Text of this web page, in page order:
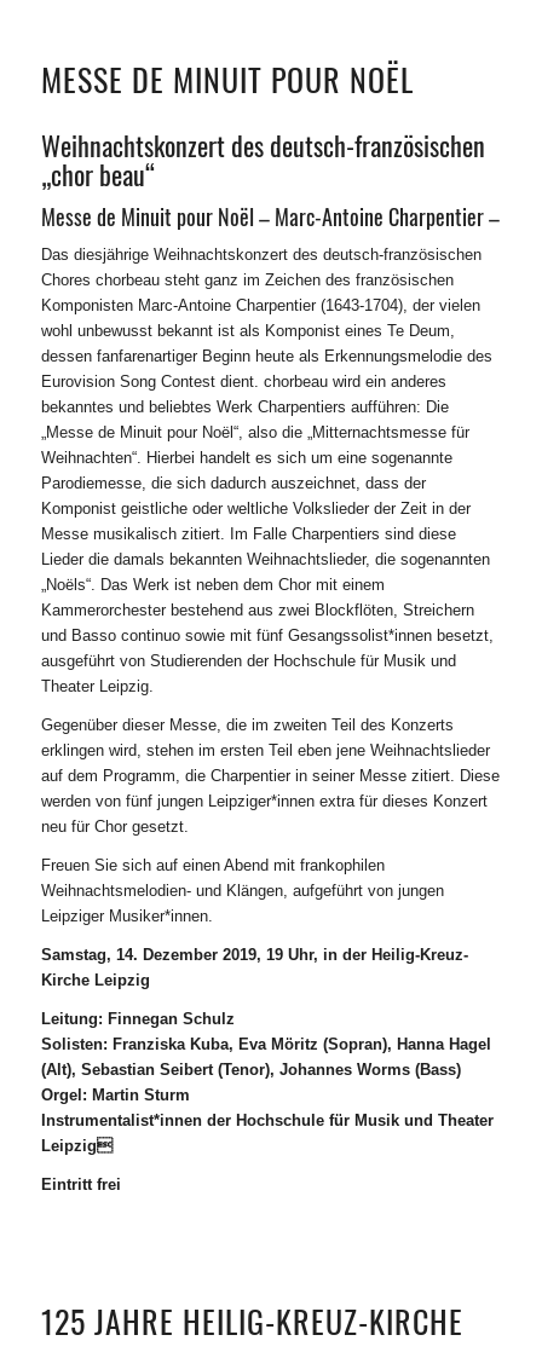
MESSE DE MINUIT POUR NOËL
Weihnachtskonzert des deutsch-französischen
„chor beau“
Messe de Minuit pour Noël – Marc-Antoine Charpentier –
Das diesjährige Weihnachtskonzert des deutsch-französischen
Chores chorbeau steht ganz im Zeichen des französischen
Komponisten Marc-Antoine Charpentier (1643-1704), der vielen
wohl unbewusst bekannt ist als Komponist eines Te Deum,
dessen fanfarenartiger Beginn heute als Erkennungsmelodie des
Eurovision Song Contest dient. chorbeau wird ein anderes
bekanntes und beliebtes Werk Charpentiers aufführen: Die
„Messe de Minuit pour Noël“, also die „Mitternachtsmesse für
Weihnachten“. Hierbei handelt es sich um eine sogenannte
Parodiemesse, die sich dadurch auszeichnet, dass der
Komponist geistliche oder weltliche Volkslieder der Zeit in der
Messe musikalisch zitiert. Im Falle Charpentiers sind diese
Lieder die damals bekannten Weihnachtslieder, die sogenannten
„Noëls“. Das Werk ist neben dem Chor mit einem
Kammerorchester bestehend aus zwei Blockflöten, Streichern
und Basso continuo sowie mit fünf Gesangssolist*innen besetzt,
ausgeführt von Studierenden der Hochschule für Musik und
Theater Leipzig.
Gegenüber dieser Messe, die im zweiten Teil des Konzerts
erklingen wird, stehen im ersten Teil eben jene Weihnachtslieder
auf dem Programm, die Charpentier in seiner Messe zitiert. Diese
werden von fünf jungen Leipziger*innen extra für dieses Konzert
neu für Chor gesetzt.
Freuen Sie sich auf einen Abend mit frankophilen
Weihnachtsmelodien- und Klängen, aufgeführt von jungen
Leipziger Musiker*innen.
Samstag, 14. Dezember 2019, 19 Uhr, in der Heilig-Kreuz-
Kirche Leipzig
Leitung: Finnegan Schulz
Solisten: Franziska Kuba, Eva Möritz (Sopran), Hanna Hagel
(Alt), Sebastian Seibert (Tenor), Johannes Worms (Bass)
Orgel: Martin Sturm
Instrumentalist*innen der Hochschule für Musik und Theater
Leipzig
Eintritt frei
125 JAHRE HEILIG-KREUZ-KIRCHE